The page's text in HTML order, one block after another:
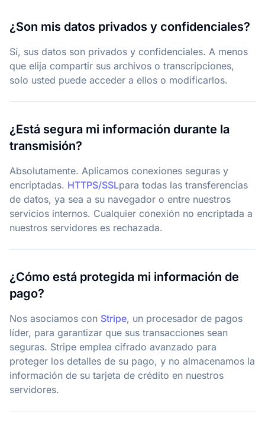
¿Son mis datos privados y confidenciales?
Sí, sus datos son privados y confidenciales. A menos
que elija compartir sus archivos o transcripciones,
solo usted puede acceder a ellos o modificarlos.
¿Está segura mi información durante la
transmisión?
Absolutamente. Aplicamos conexiones seguras y
encriptadas. HTTPS/SSLpara todas las transferencias
de datos, ya sea a su navegador o entre nuestros
servicios internos. Cualquier conexión no encriptada a
nuestros servidores es rechazada.
¿Cómo está protegida mi información de
pago?
Nos asociamos con Stripe, un procesador de pagos
líder, para garantizar que sus transacciones sean
seguras. Stripe emplea cifrado avanzado para
proteger los detalles de su pago, y no almacenamos la
información de su tarjeta de crédito en nuestros
servidores.